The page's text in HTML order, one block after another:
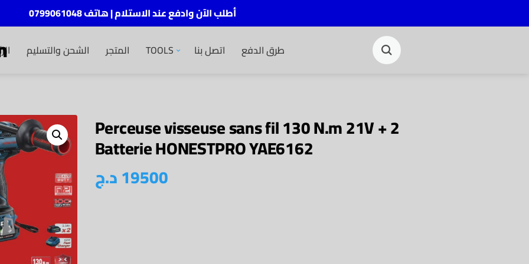
أطلب الآن وادفع عند الاستلام | هاتف 0799061048
الشحن والتسليم المتجر TOOLS اتصل بنا طرق الدفع
Perceuse visseuse sans fil 130 N.m 21V + 2
Batterie HONESTPRO YAE6162
19500د.ج